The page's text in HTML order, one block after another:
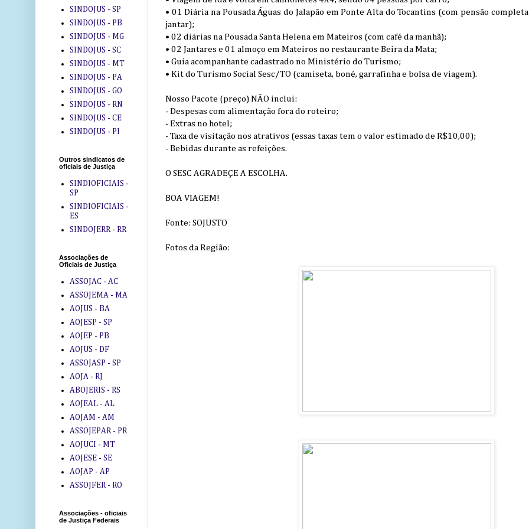
• 01 Diária na Pousada Águas do Jalapão em Ponte Alta do Tocantins (com pensão
jantar);
• 02 diárias na Pousada Santa Helena em Mateiros (com café da manhã);
• 02 Jantares e 01 almoço em Mateiros no restaurante Beira da Mata;
• Guia acompanhante cadastrado no Ministério do Turismo;
• Kit do Turismo Social Sesc/TO (camiseta, boné, garrafinha e bolsa de viagem).
Nosso Pacote (preço) NÃO inclui:
- Despesas com alimentação fora do roteiro;
- Extras no hotel;
- Taxa de visitação nos atrativos (essas taxas tem o valor estimado de R$10,00);
- Bebidas durante as refeições.
O SESC AGRADEÇE A ESCOLHA.
BOA VIAGEM!
Fonte: SOJUSTO
Fotos da Região:
SINDOJUS - SP
SINDOJUS - PB
SINDOJUS - MG
SINDOJUS - SC
SINDOJUS - MT
SINDOJUS - PA
SINDOJUS - GO
SINDOJUS - RN
SINDOJUS - CE
SINDOJUS - PI
Outros sindicatos de
oficiais de Justiça
SINDIOFICIAIS -
SP
SINDIOFICIAIS -
ES
SINDOJERR - RR
Associações de
Oficiais de Justiça
ASSOJAC - AC
ASSOJEMA - MA
AOJUS - BA
AOJESP - SP
AOJEP - PB
AOJUS - DF
ASSOJASP - SP
AOJA - RJ
ABOJERIS - RS
AOJEAL - AL
AOJAM - AM
ASSOJEPAR - PR
AOJUCI - MT
AOJESE - SE
AOJAP - AP
ASSOJFER - RO
Associações - oficiais
de Justiça Federais